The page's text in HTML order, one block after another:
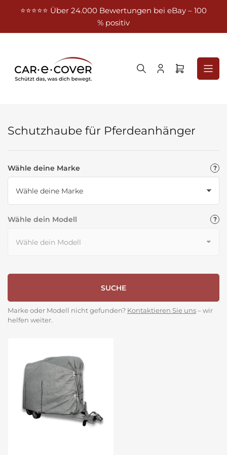
Inhalt
⭐⭐⭐⭐⭐ Über 24.000 Bewertungen bei eBay – 100
% positiv
Anmelden
Mini-
Warenkorb
Schutzhaube für Pferdeanhänger
Wähle deine Marke
Wähle dein Modell
SUCHE
Marke oder Modell nicht gefunden? Kontaktieren Sie uns – wir
helfen weiter.